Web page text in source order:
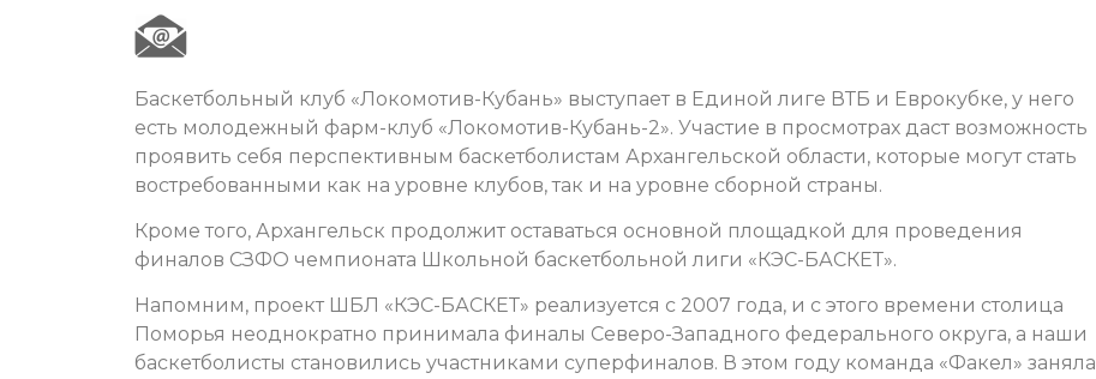
Баскетбольный клуб «Локомотив-Кубань» выступает в Единой лиге ВТБ и Еврокубке, у него
есть молодежный фарм-клуб «Локомотив-Кубань-2». Участие в просмотрах даст возможность
проявить себя перспективным баскетболистам Архангельской области, которые могут стать
востребованными как на уровне клубов, так и на уровне сборной страны.
Кроме того, Архангельск продолжит оставаться основной площадкой для проведения
финалов СЗФО чемпионата Школьной баскетбольной лиги «КЭС-БАСКЕТ».
Напомним, проект ШБЛ «КЭС-БАСКЕТ» реализуется с 2007 года, и с этого времени столица
Поморья неоднократно принимала финалы Северо-Западного федерального округа, а наши
баскетболисты становились участниками суперфиналов. В этом году команда «Факел» заняла